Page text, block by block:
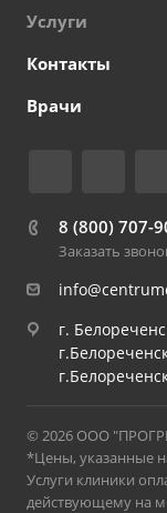
Услуги
Контакты
Врачи
8 (800) 707-
Заказать
г.
© 2026 ООО
*Цены, указанные
Услуги клиники
действующему на